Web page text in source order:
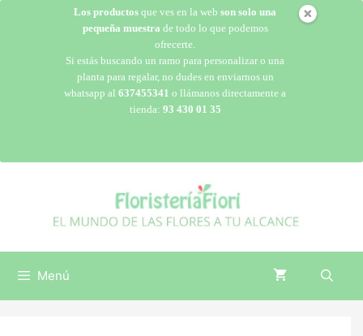
Menú
Los productos que ves en la web son solo una
pequeña muestra de todo lo que podemos
ofrecerte.
Si estás buscando un ramo para personalizar o una
planta para regalar, no dudes en enviarnos un
whatsapp al 637455341 o llámanos directamente a
tienda: 93 430 01 35